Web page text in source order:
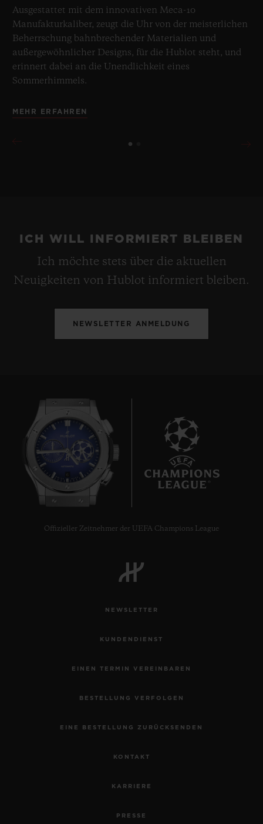
Ausgestattet mit dem innovativen Meca-10
Manufakturkaliber, zeugt die Uhr von der meisterlichen
Beherrschung bahnbrechender Materialien und
außergewöhnlicher Designs, für die Hublot steht, und
erinnert dabei an die Unendlichkeit eines
Sommerhimmels.
MEHR ERFAHREN
ICH WILL INFORMIERT BLEIBEN
Ich möchte stets über die aktuellen
Neuigkeiten von Hublot informiert bleiben.
NEWSLETTER ANMELDUNG
Offizieller Zeitnehmer der UEFA Champions League
NEWSLETTER
KUNDENDIENST
EINEN TERMIN VEREINBAREN
BESTELLUNG VERFOLGEN
EINE BESTELLUNG ZURÜCKSENDEN
KONTAKT
KARRIERE
PRESSE